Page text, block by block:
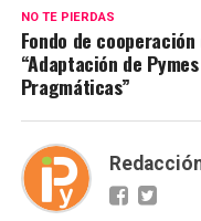
NO TE PIERDAS
Fondo de
“Adaptación de
Pragmáticas”